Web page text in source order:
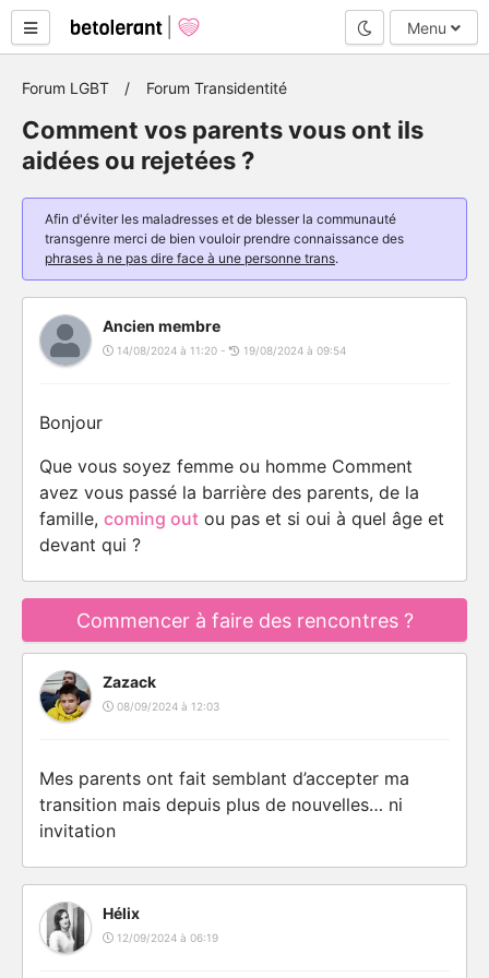
Mode nuit
Menu
Forum LGBT Forum Transidentité
Comment vos parents vous ont ils
aidées ou rejetées ?
Afin d'éviter les maladresses et de blesser la communauté
transgenre merci de bien vouloir prendre connaissance des
phrases à ne pas dire face à une personne trans.
Ancien membre
14/08/2024 à 11:20 - 19/08/2024 à 09:54
Bonjour
Que vous soyez femme ou homme Comment
avez vous passé la barrière des parents, de la
famille, coming out ou pas et si oui à quel âge et
devant qui ?
Commencer à faire des rencontres ?
Zazack
08/09/2024 à 12:03
Mes parents ont fait semblant d’accepter ma
transition mais depuis plus de nouvelles… ni
invitation
Hélix
12/09/2024 à 06:19